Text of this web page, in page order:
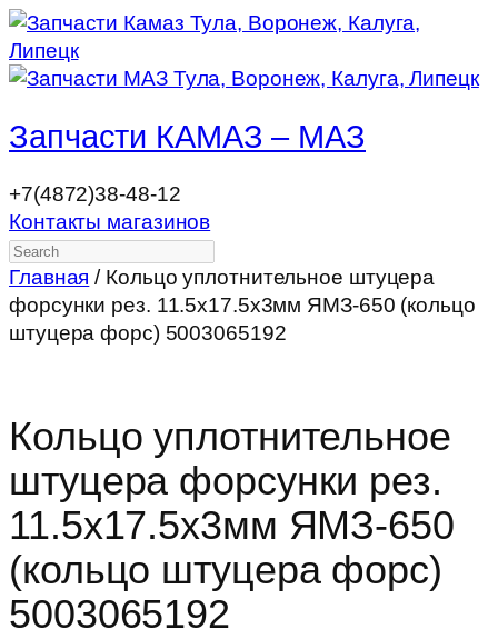
Запчасти КАМАЗ – МАЗ
+7(4872)38-48-12
Контакты магазинов
Search
Главная / Кольцо уплотнительное штуцера
форсунки рез. 11.5х17.5х3мм ЯМЗ-650 (кольцо
штуцера форс) 5003065192
Кольцо уплотнительное
штуцера форсунки рез.
11.5х17.5х3мм ЯМЗ-650
(кольцо штуцера форс)
5003065192